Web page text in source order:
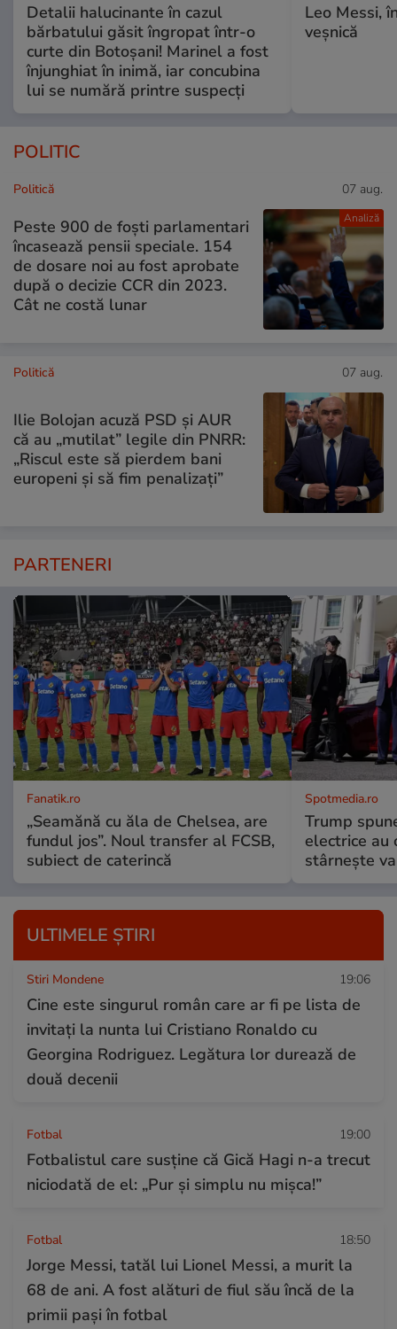
Detalii halucinante în cazul
bărbatului găsit îngropat într-o
curte din Botoșani! Marinel a fost
înjunghiat în inimă, iar concubina
lui se numără printre suspecți
Leo Messi,
veșnică
POLITIC
Analiză
Politică 07 aug.
Peste 900 de foști parlamentari
încasează pensii speciale. 154
de dosare noi au fost aprobate
după o decizie CCR din 2023.
Cât ne costă lunar
Politică 07 aug.
Ilie Bolojan acuză PSD și AUR
că au „mutilat” legile din PNRR:
„Riscul este să pierdem bani
europeni și să fim penalizați”
PARTENERI
Fanatik.ro
„Seamănă cu ăla de Chelsea, are
fundul jos”. Noul transfer al FCSB,
subiect de caterincă
Spotmedia.ro
Trump
electrice au
stârnește
ULTIMELE ȘTIRI
Stiri Mondene 19:06
Cine este singurul român care ar fi pe lista de
invitați la nunta lui Cristiano Ronaldo cu
Georgina Rodriguez. Legătura lor durează de
două decenii
Fotbal 19:00
Fotbalistul care susține că Gică Hagi n-a trecut
niciodată de el: „Pur și simplu nu mișca!”
Fotbal 18:50
Jorge Messi, tatăl lui Lionel Messi, a murit la
68 de ani. A fost alături de fiul său încă de la
primii pași în fotbal